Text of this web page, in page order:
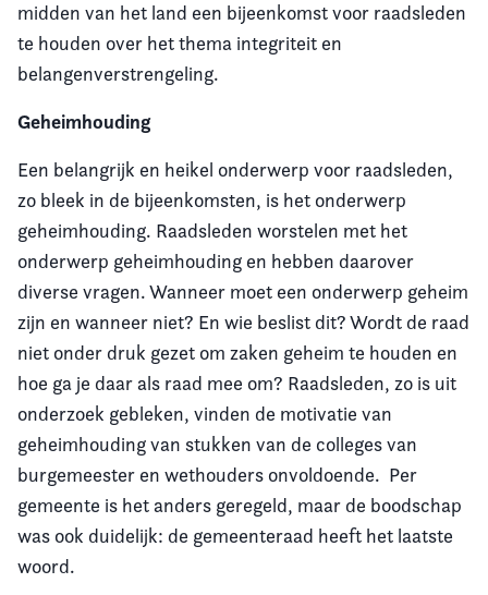
midden van het land een bijeenkomst voor raadsleden
te houden over het thema integriteit en
belangenverstrengeling.
Geheimhouding
Een belangrijk en heikel onderwerp voor raadsleden,
zo bleek in de bijeenkomsten, is het onderwerp
geheimhouding. Raadsleden worstelen met het
onderwerp geheimhouding en hebben daarover
diverse vragen. Wanneer moet een onderwerp geheim
zijn en wanneer niet? En wie beslist dit? Wordt de raad
niet onder druk gezet om zaken geheim te houden en
hoe ga je daar als raad mee om? Raadsleden, zo is uit
onderzoek gebleken, vinden de motivatie van
geheimhouding van stukken van de colleges van
burgemeester en wethouders onvoldoende. Per
gemeente is het anders geregeld, maar de boodschap
was ook duidelijk: de gemeenteraad heeft het laatste
woord.